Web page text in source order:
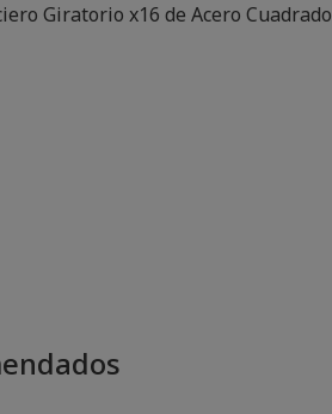
Giratorio x16 de Acero Cuadrado